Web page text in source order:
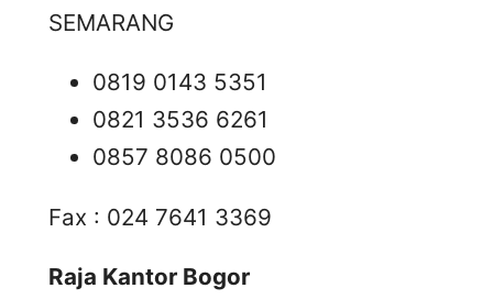
SEMARANG
0819 0143 5351
0821 3536 6261
0857 8086 0500
Fax : 024 7641 3369
Raja Kantor Bogor